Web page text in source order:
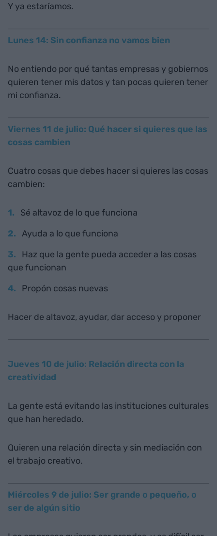
Y ya estaríamos.
Lunes 14: Sin confianza no vamos bien
No entiendo por qué tantas empresas y gobiernos
quieren tener mis datos y tan pocas quieren tener
mi confianza.
Viernes 11 de julio: Qué hacer si quieres que las
cosas cambien
Cuatro cosas que debes hacer si quieres las cosas
cambien:
Sé altavoz de lo que funciona
Ayuda a lo que funciona
Haz que la gente pueda acceder a las cosas
que funcionan
Propón cosas nuevas
Hacer de altavoz, ayudar, dar acceso y proponer
Jueves 10 de julio: Relación directa con la
creatividad
La gente está evitando las instituciones culturales
que han heredado.
Quieren una relación directa y sin mediación con
el trabajo creativo.
Miércoles 9 de julio: Ser grande o pequeño, o
ser de algún sitio